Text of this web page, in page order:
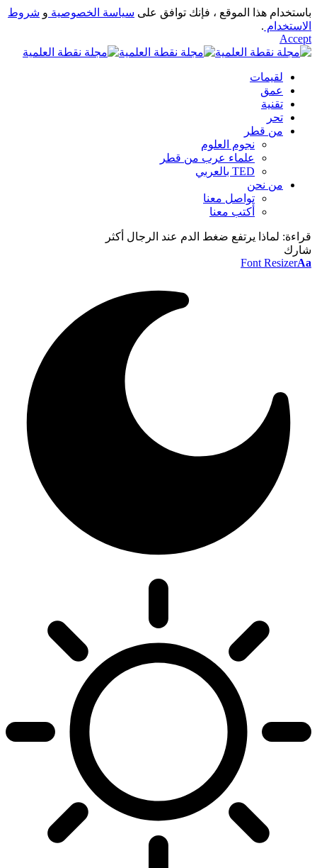
باستخدام هذا الموقع ، فإنك توافق على سياسة الخصوصية و شروط
الاستخدام .
Accept
لقيمات
عمق
تقنية
تحر
من قطر
نجوم العلوم
علماء عرب من قطر
TED بالعربي
من نحن
تواصل معنا
أكتب معنا
قراءة: لماذا يرتفع ضغط الدم عند الرجال أكثر
شارك
Font ResizerAa